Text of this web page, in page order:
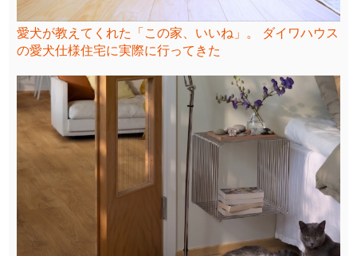
愛犬が教えてくれた「この家、いいね」。 ダイワハウス
の愛犬仕様住宅に実際に行ってきた